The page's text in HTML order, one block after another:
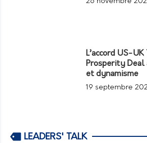
L’accord US-
Prosperity
et dynamisme
19 septembre
LEADERS' TALK